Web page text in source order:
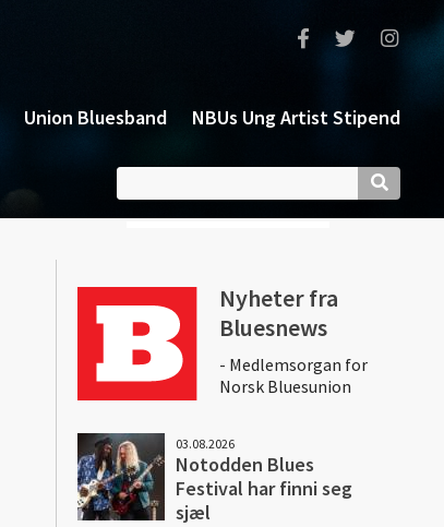
Union Bluesband NBUs Ung Artist Stipend
Nyheter fra
Bluesnews
- Medlemsorgan for
Norsk Bluesunion
03.08.2026
Notodden Blues
Festival har finni seg
sjæl